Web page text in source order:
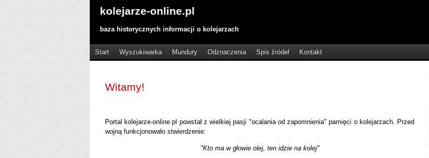
kolejarze-online.pl
baza historycznych informacji o kolejarzach
Start Wyszukiwarka Mundury Odznaczenia Spis źródeł Kontakt
Witamy!
Portal kolejarze-online.pl powstał z wielkiej pasji "ocalania od zapomnienia" pamięci o kolejarzach. Przed
wojną funkcjonowało stwierdzenie:
"Kto ma w głowie olej, ten idzie na kolej"